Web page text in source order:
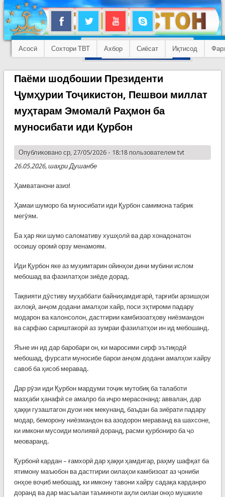
Асосӣ Сохтори ТВТ Ахбор Сиёсат Иқтисод
Паёми шодбошии Президенти
Ҷумҳурии Тоҷикистон, Пешвои миллат
муҳтарам Эмомалӣ Раҳмон ба
муносибати иди Қурбон
Опубликовано ср, 27/05/2026 - 18:18 пользователем tvt
26.05.2026, шаҳри Душанбе
Ҳамватанони азиз!
Ҳамаи шуморо ба муносибати иди Қурбон самимона табрик
мегӯям.
Ба ҳар яки шумо саломативу хушҳолӣ ва дар хонадонатон
осоишу оромӣ орзу менамоям.
Иди Қурбон яке аз муҳимтарин ойинҳои дини мубини ислом
мебошад ва фазилатҳои зиёде дорад.
Тақвияти дӯстиву муҳаббати байниҳамдигарӣ, тарғиби арзишҳои
ахлоқӣ, анҷом додани амалҳои хайр, поси эҳтироми падару
модарон ва калонсолон, дастгирии камбизоатҳову ниёзмандон
ва сарфаю сариштакорӣ аз зумраи фазилатҳои ин ид мебошанд.
Яъне ин ид дар баробари он, ки маросими сирф эътиқодӣ
мебошад, фурсати муносибе барои анҷом додани амалҳои хайру
савоб ба ҳисоб меравад.
Дар рӯзи иди Қурбон мардуми тоҷик мутобиқ ба талаботи
мазҳаби ҳанафӣ се амалро ба иҷро мерасонанд: аввалан, дар
ҳаққи гузаштагон дуои нек мекунанд, баъдан ба зиёрати падару
модар, беморону ниёзмандон ва азодорон мераванд ва шахсоне,
ки имкони мусоиди молиявӣ доранд, расми қурбониро ба ҷо
меоваранд.
Қурбонӣ кардан – ғамхорӣ дар ҳаққи ҳамдигар, раҳму шафқат ба
ятимону маъюбон ва дастгирии оилаҳои камбизоат аз ҷониби
онҳое воҷиб мебошад, ки имкону тавони хайру садақа карданро
доранд ва дар масъалаи таъминоти аҳли оилаи онҳо мушкиле